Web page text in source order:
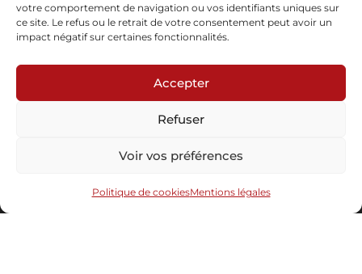
votre comportement de navigation ou vos identifiants uniques sur
ce site. Le refus ou le retrait de votre consentement peut avoir un
impact négatif sur certaines fonctionnalités.
Accepter
Refuser
Voir vos préférences
Politique de cookiesMentions légales
Abonnez-vous à notre newsletter